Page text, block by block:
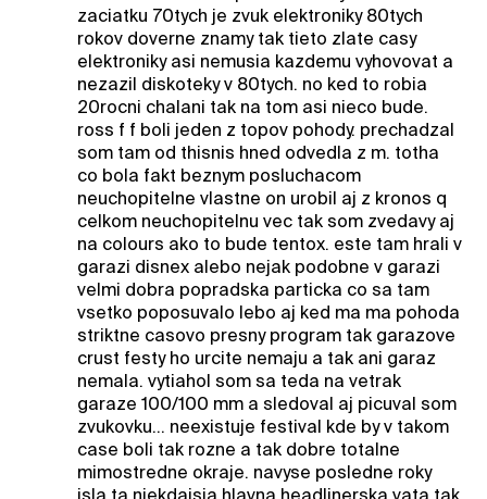
zaciatku 70tych je zvuk elektroniky 80tych
rokov doverne znamy tak tieto zlate casy
elektroniky asi nemusia kazdemu vyhovovat a
nezazil diskoteky v 80tych. no ked to robia
20rocni chalani tak na tom asi nieco bude.
ross f f boli jeden z topov pohody. prechadzal
som tam od thisnis hned odvedla z m. totha
co bola fakt beznym posluchacom
neuchopitelne vlastne on urobil aj z kronos q
celkom neuchopitelnu vec tak som zvedavy aj
na colours ako to bude tentox. este tam hrali v
garazi disnex alebo nejak podobne v garazi
velmi dobra popradska particka co sa tam
vsetko poposuvalo lebo aj ked ma ma pohoda
striktne casovo presny program tak garazove
crust festy ho urcite nemaju a tak ani garaz
nemala. vytiahol som sa teda na vetrak
garaze 100/100 mm a sledoval aj picuval som
zvukovku... neexistuje festival kde by v takom
case boli tak rozne a tak dobre totalne
mimostredne okraje. navyse posledne roky
isla ta niekdajsia hlavna headlinerska vata tak